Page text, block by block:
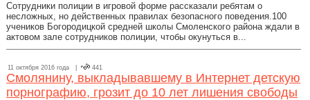
Сотрудники полиции в игровой форме рассказали ребятам о
несложных, но действенных правилах безопасного поведения.100
учеников Богородицкой средней школы Смоленского района ждали в
актовом зале сотрудников полиции, чтобы окунуться в...
11 октября 2016 года | 441
Смолянину, выкладывавшему в Интернет детскую
порнографию, грозит до 10 лет лишения свободы